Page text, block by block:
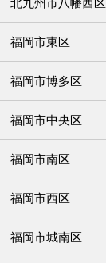
福岡市東区
福岡市博多区
福岡市中央区
福岡市南区
福岡市西区
福岡市城南区